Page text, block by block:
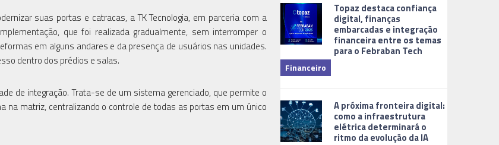
suas portas e catracas, a TK Tecnologia, em parceria com a
que foi realizada gradualmente, sem interromper o
em alguns andares e da presença de usuários nas unidades.
dentro dos prédios e salas.
de integração. Trata-se de um sistema gerenciado, que permite o
matriz, centralizando o controle de todas as portas em um único
Topaz destaca confiança
digital, finanças
embarcadas e integração
financeira entre os temas
para o Febraban Tech
Financeiro
A próxima fronteira digital:
como a infraestrutura
elétrica determinará o
ritmo da evolução da IA